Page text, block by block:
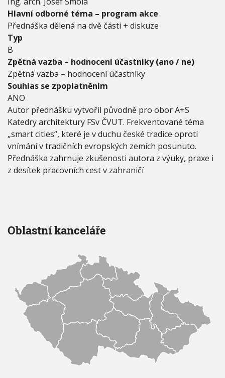
t
e
c
h
n
o
l
o
g
i
e
Hlavní odborné téma – program akce
Přednáška dělená na dvě části + diskuze
Typ
B
Zpětná vazba – hodnocení účastníky (ano / ne)
Zpětná vazba – hodnocení účastníky
Souhlas se zpoplatněním
ANO
Autor přednášku vytvořil původně pro obor A+S
Katedry architektury FSv ČVUT. Frekventované téma
„smart cities“, které je v duchu české tradice oproti
vnímání v tradičních evropských zemích posunuto.
Přednáška zahrnuje zkušenosti autora z výuky, praxe i
z desítek pracovních cest v zahraničí
Oblastní kanceláře